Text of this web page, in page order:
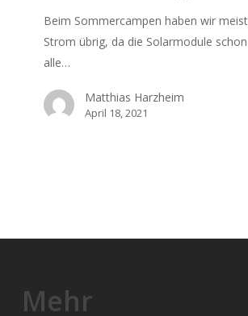
Beim Sommercampen haben wir
Strom übrig, da die Solarmodule
alle…
Matthias Harzheim
April 18, 2021
Mehr